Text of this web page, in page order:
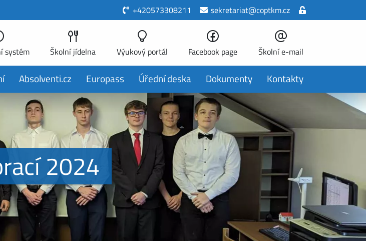
+420573308211 sekretariat@coptkm.cz
systém Školní jídelna Výukový portál Facebook page Školní e-mail
Absolventi.cz Europass Úřední deska Dokumenty Kontakty
2024